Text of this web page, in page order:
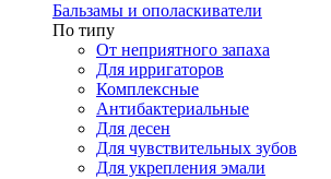
Бальзамы и ополаскиватели
По типу
От неприятного запаха
Для ирригаторов
Комплексные
Антибактериальные
Для десен
Для чувствительных зубов
Для укрепления эмали